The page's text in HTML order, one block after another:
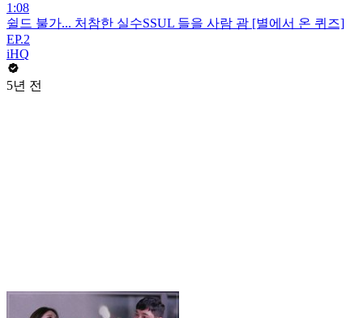
1:08
쉴드 불가... 처참한 실수SSUL 들을 사람 괌 [별에서 온 퀴즈]
EP.2
iHQ
5년 전